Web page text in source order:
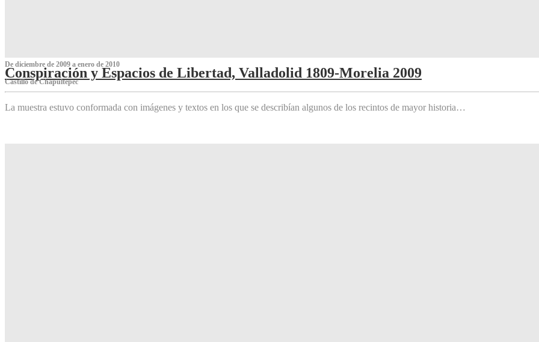
De diciembre de 2009 a enero de 2010
Conspiración y Espacios de Libertad, Valladolid 1809-Morelia 2009
Castillo de Chapultepec
La muestra estuvo conformada con imágenes y textos en los que se describían algunos de los recintos de mayor historia…